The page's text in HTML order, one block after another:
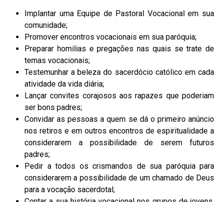
Implantar uma Equipe de Pastoral Vocacional em sua
comunidade;
Promover encontros vocacionais em sua paróquia;
Preparar homilias e pregações nas quais se trate de
temas vocacionais;
Testemunhar a beleza do sacerdócio católico em cada
atividade da vida diária;
Lançar convites corajosos aos rapazes que poderiam
ser bons padres;
Convidar as pessoas a quem se dá o primeiro anúncio
nos retiros e em outros encontros de espiritualidade a
considerarem a possibilidade de serem futuros
padres;
Pedir a todos os crismandos de sua paróquia para
considerarem a possibilidade de um chamado de Deus
para a vocação sacerdotal;